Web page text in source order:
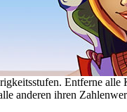
Entferne
anderen ihren